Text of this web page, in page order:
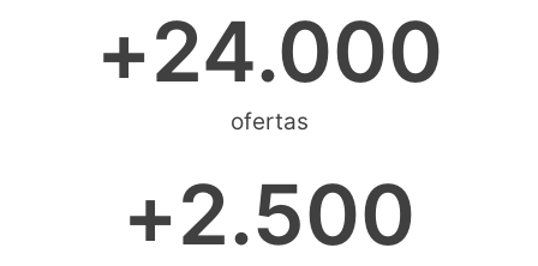
+24.000
ofertas
+2.500